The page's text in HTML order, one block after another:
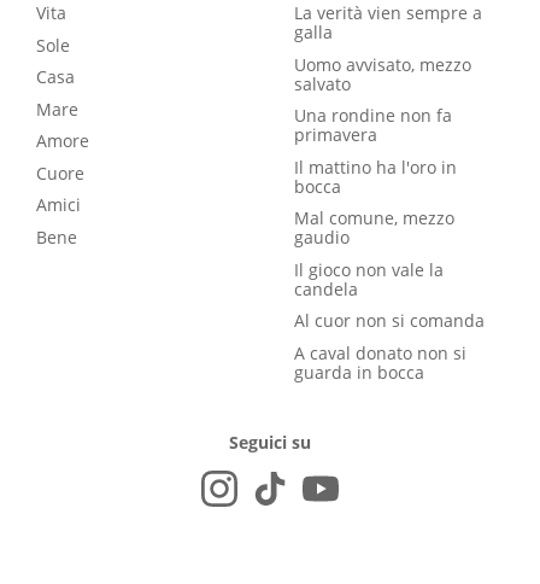
Vita
Sole
Casa
Mare
Amore
Cuore
Amici
Bene
La verità vien sempre a
galla
Uomo avvisato, mezzo
salvato
Una rondine non fa
primavera
Il mattino ha l'oro in
bocca
Mal comune, mezzo
gaudio
Il gioco non vale la
candela
Al cuor non si comanda
A caval donato non si
guarda in bocca
Seguici su